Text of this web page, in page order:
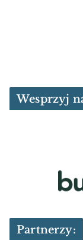
Wesprzyj
Partnerzy: